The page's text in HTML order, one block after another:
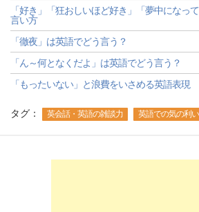
「好き」「狂おしいほど好き」「夢中になっ
言い方
「徹夜」は英語でどう言う？
「ん～何となくだよ」は英語でどう言う？
「もったいない」と浪費をいさめる英語表現
タグ： 英会話・英語の雑談力 英語での気の利